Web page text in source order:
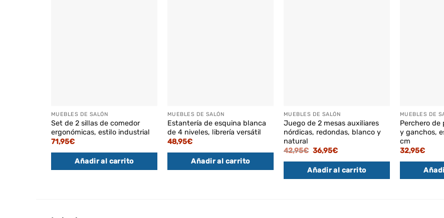
MUEBLES DE SALÓN
Set de 2 sillas de comedor
ergonómicas, estilo industrial
71,95€
Añadir al carrito
MUEBLES DE SALÓN
Estantería de esquina blanca
de 4 niveles, librería versátil
48,95€
Añadir al carrito
MUEBLES DE SALÓN
Juego de 2 mesas auxiliares
nórdicas, redondas, blanco y
natural
42,95€ El
original
era:
42,95€.
36,95€El
actual
es:
36,95€.
Añadir al carrito
MUEBLES DE
Perchero de
y ganchos,
cm
32,95€